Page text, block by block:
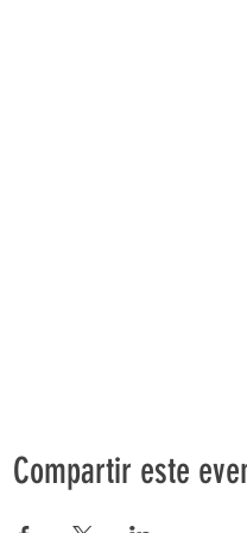
Compartir este